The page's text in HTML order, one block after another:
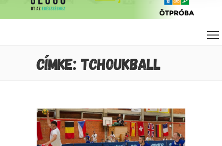
CÍMKE: TCHOUKBALL